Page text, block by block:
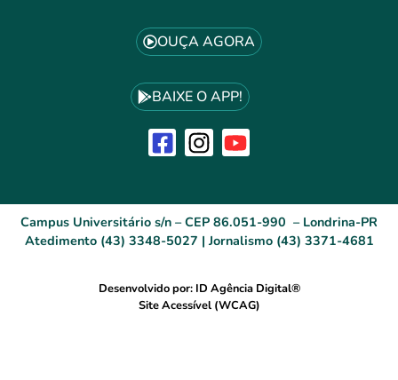
OUÇA AGORA
BAIXE O APP!
Campus Universitário s/n – CEP 86.051-990 – Londrina-PR
Atedimento (43) 3348-5027 | Jornalismo (43) 3371-4681
Desenvolvido por: ID Agência Digital®
Site Acessível (WCAG)